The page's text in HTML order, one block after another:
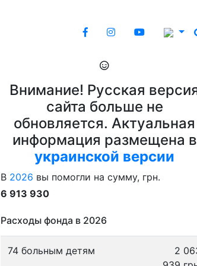
Внимание! Русская
сайта больше не
обновляется. Актуальная
информация размещена в
украинской версии
В 2026 вы помогли на сумму, грн.
6 913 930
Расходы фонда в 2026
74 больным детям
2